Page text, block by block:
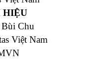
HIỆU
Chu
Việt Nam